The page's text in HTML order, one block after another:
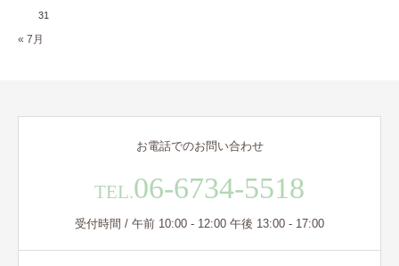
31
« 7月
お電話でのお問い合わせ
TEL.06-6734-5518
受付時間 / 午前 10:00 - 12:00 午後 13:00 - 17:00